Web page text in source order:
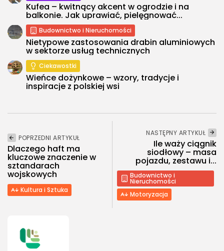
Kufea – kwitnący akcent w ogrodzie i na
balkonie. Jak uprawiać, pielęgnować...
Budownictwo i Nieruchomości
Nietypowe zastosowania drabin aluminiowych
w sektorze usług technicznych
Ciekawostki
Wieńce dożynkowe – wzory, tradycje i
inspiracje z polskiej wsi
POPRZEDNI ARTYKUŁ
Dlaczego haft ma
kluczowe znaczenie w
sztandarach
wojskowych
Kultura i Sztuka
NASTĘPNY ARTYKUŁ
Ile waży ciągnik
siodłowy – masa
pojazdu, zestawu i...
Budownictwo i
Nieruchomości
Motoryzacja